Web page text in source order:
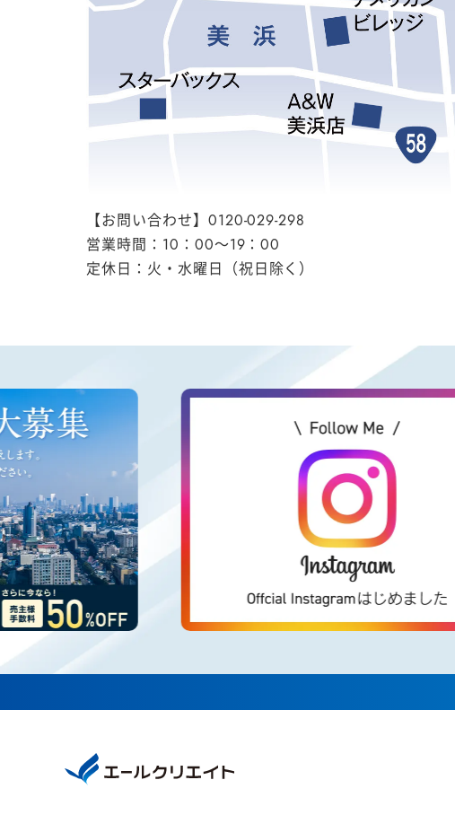
【お問い合わせ】0120-029-298
営業時間：10：00～19：00
定休日：火・水曜日（祝日除く）